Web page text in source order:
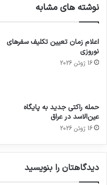
نوشته های مشابه
اعلام زمان تعیین تکلیف سفرهای
نوروزی
16 ژوئن 2026
حمله راکتی جدید به پایگاه
عین‌الاسد در عراق
16 ژوئن 2026
دیدگاهتان را بنویسید